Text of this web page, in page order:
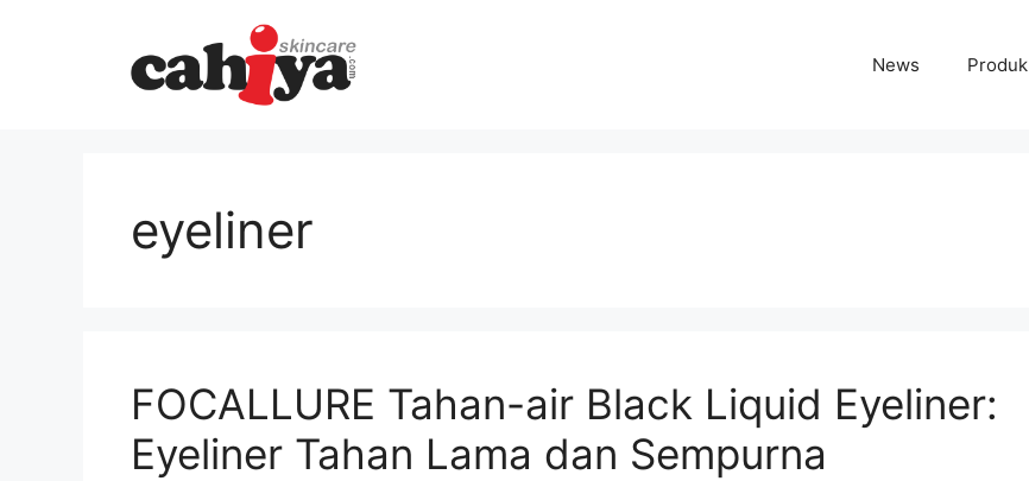
News Produk
eyeliner
FOCALLURE Tahan-air Black Liquid Eyeliner:
Eyeliner Tahan Lama dan Sempurna